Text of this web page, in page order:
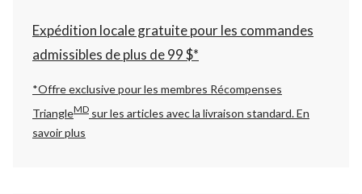
Expédition locale gratuite pour les commandes
admissibles de plus de 99 $*
*Offre exclusive pour les membres Récompenses
TriangleMD sur les articles avec la livraison standard.En
savoir plus